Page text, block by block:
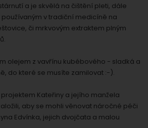
a je skvělá na čištění pleti, dále
v tradiční medicíně na
či mrkvovým extraktem plným
olejem z vavřínu kubébového - sladká a
do které se musíte zamilovat :-).
Kateřiny a jejího manžela
aby se mohli věnovat náročné péči
Edvínka, jejich dvojčata a malou